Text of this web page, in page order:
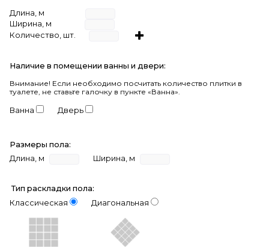
Длина, м
Ширина, м
Количество, шт.
Наличие в помещении ванны и двери:
Внимание! Если необходимо посчитать количество плитки в
туалете, не ставьте галочку в пункте «Ванна».
Ванна Дверь
Размеры пола:
Длина, м
Ширина, м
Тип раскладки пола:
Классическая
Диагональная